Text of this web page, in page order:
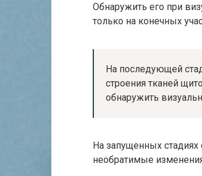
Обнаружить его при
только на конечных
На последующей
строения тканей
обнаружить
На запущенных стадиях
необратимые